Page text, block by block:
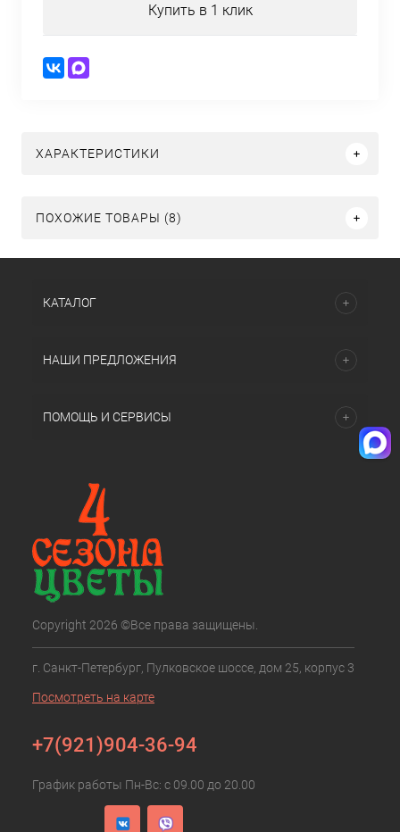
Купить в 1 клик
ХАРАКТЕРИСТИКИ
ПОХОЖИЕ ТОВАРЫ (8)
КАТАЛОГ
НАШИ ПРЕДЛОЖЕНИЯ
ПОМОЩЬ И СЕРВИСЫ
Copyright 2026 ©Все права защищены.
г. Санкт-Петербург, Пулковское шоссе, дом 25, корпус 3
Посмотреть на карте
+7(921)904-36-94
График работы Пн-Вс: с 09.00 до 20.00